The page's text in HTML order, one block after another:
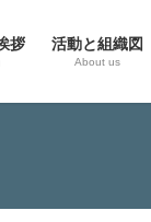
拶 活動と組織図
About us